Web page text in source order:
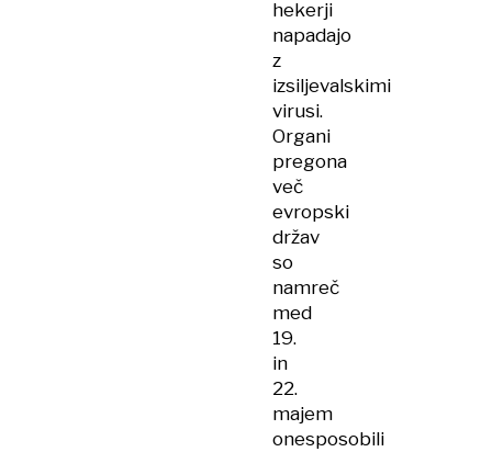
hekerji
napadajo
z
izsiljevalskimi
virusi.
Organi
pregona
več
evropski
držav
so
namreč
med
19.
in
22.
majem
onesposobili